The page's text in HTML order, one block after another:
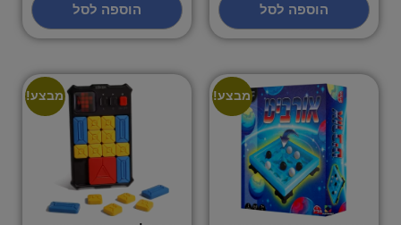
הוספה לסל הוספה לסל
מבצע! מבצע!